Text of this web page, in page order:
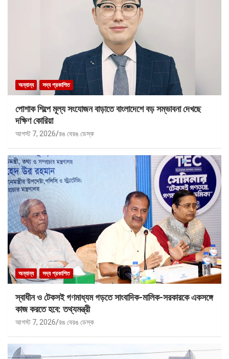
অন্যান্য সদ্য প্রকাশিত
পোশাক শিল্পে মূল্য সংযোজন বাড়াতে বাংলাদেশে বড় সম্ভাবনা দেখছে
দক্ষিণ কোরিয়া
আগস্ট 7, 2026 রঙ বেরঙ ডেস্ক
অন্যান্য সদ্য প্রকাশিত
স্বাধীন ও টেকসই গণমাধ্যম গড়তে সাংবাদিক-মালিক-সরকারকে একসঙ্গে
কাজ করতে হবে: তথ্যমন্ত্রী
আগস্ট 7, 2026 রঙ বেরঙ ডেস্ক